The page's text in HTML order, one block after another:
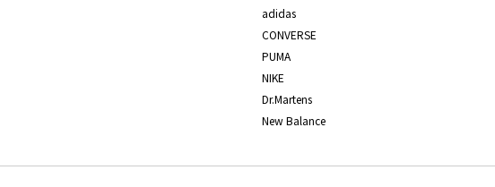
adidas
CONVERSE
PUMA
NIKE
Dr.Martens
New Balance